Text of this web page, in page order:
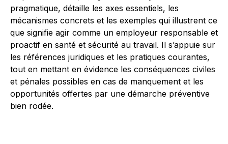
pragmatique, détaille les axes essentiels, les
mécanismes concrets et les exemples qui illustrent ce
que signifie agir comme un employeur responsable et
proactif en santé et sécurité au travail. Il s’appuie sur
les références juridiques et les pratiques courantes,
tout en mettant en évidence les conséquences civiles
et pénales possibles en cas de manquement et les
opportunités offertes par une démarche préventive
bien rodée.